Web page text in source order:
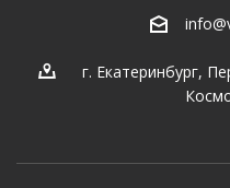
г. Екатеринбург,